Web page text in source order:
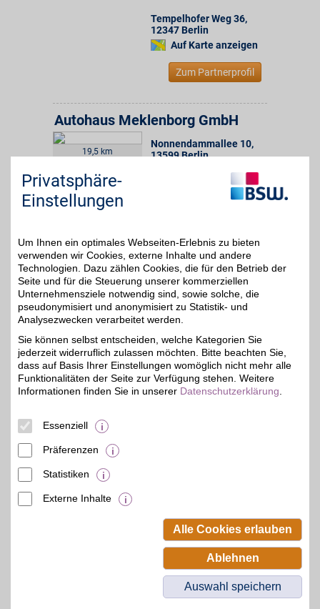
Tempelhofer Weg 36,
12347 Berlin
Auf Karte anzeigen
Zum Partnerprofil
19,5 km
7%
Autohaus Meklenborg GmbH
Nonnendammallee 10,
13599Berlin
Auf Karte anzeigen
Zum Partnerprofil
22,1 km
5%
Volkswagen Automobile Berlin GmbH
Franklinstr. 5,
10587 Berlin
Auf Karte anzeigen
Zum Partnerprofil
5%
Volkswagen Automobile Berlin GmbH
Oberlandstr. 40/41,
Beamten-Selbsthilfewerk GmbH.
Privatsphäre-
Einstellungen
Um Ihnen ein optimales Webseiten-Erlebnis zu bieten
verwenden wir Cookies, externe Inhalte und andere
Technologien. Dazu zählen Cookies, die für den Betrieb der
Seite und für die Steuerung unserer kommerziellen
Unternehmensziele notwendig sind, sowie solche, die
pseudonymisiert und anonymisiert zu Statistik- und
Analysezwecken verarbeitet werden.
Sie können selbst entscheiden, welche Kategorien Sie
jederzeit widerruflich zulassen möchten. Bitte beachten Sie,
dass auf Basis Ihrer Einstellungen womöglich nicht mehr alle
Funktionalitäten der Seite zur Verfügung stehen. Weitere
Informationen finden Sie in unserer Datenschutzerklärung
Essenziell
Präferenzen
Statistiken
Externe Inhalte
Alle Cookies erlauben
Ablehnen
Auswahl speichern